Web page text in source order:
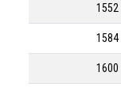
1552
1584
1600